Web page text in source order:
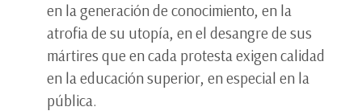
en la generación de conocimiento, en la
atrofia de su utopía, en el desangre de sus
mártires que en cada protesta exigen calidad
en la educación superior, en especial en la
pública.